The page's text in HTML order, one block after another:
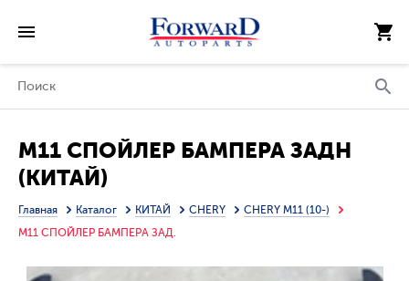
M11 СПОЙЛЕР БАМПЕРА ЗАДН
(КИТАЙ)
Главная Каталог КИТАЙ CHERY
CHERY M11 (10-)
M11 СПОЙЛЕР БАМПЕРА ЗАД.